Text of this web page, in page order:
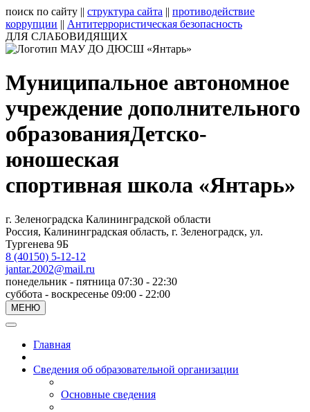
поиск по сайту || структура сайта || противодействие
коррупции || Антитеррористическая безопасность
ДЛЯ СЛАБОВИДЯЩИХ
Муниципальное автономное
учреждение дополнительного
образованияДетско-
юношеская
спортивная школа «Янтарь»
г. Зеленоградска Калининградской области
Россия, Калининградская область, г. Зеленоградск, ул.
Тургенева 9Б
8 (40150) 5-12-12
jantar.2002@mail.ru
понедельник - пятница 07:30 - 22:30
суббота - воскресенье 09:00 - 22:00
МЕНЮ
Главная
Сведения об образовательной организации
Основные сведения